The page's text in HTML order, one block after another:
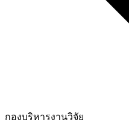
กองบริหารงานวิจัย